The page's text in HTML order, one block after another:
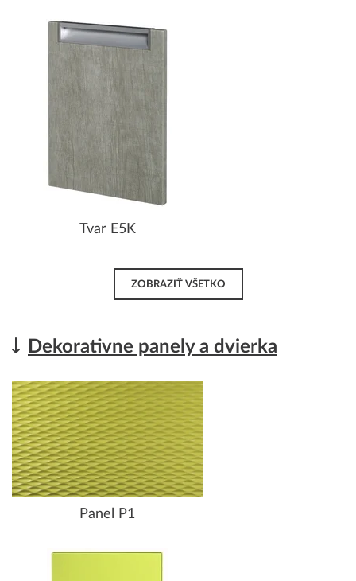
Tvar E5K
ZOBRAZIŤ VŠETKO
Dekorativne panely a dvierka
Panel P1